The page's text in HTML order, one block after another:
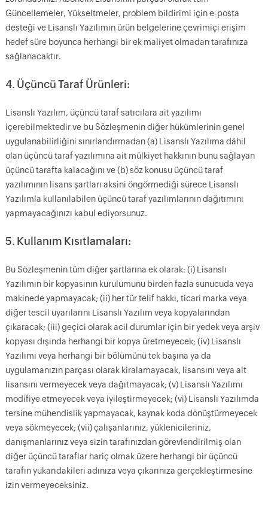
Güncellemeler, Yükseltmeler, problem bildirimi için e-posta
desteği ve Lisanslı Yazılımın ürün belgelerine çevrimiçi erişim
hedef süre boyunca herhangi bir ek maliyet olmadan tarafınıza
sağlanacaktır.
4. Üçüncü Taraf Ürünleri:
Lisanslı Yazılım, üçüncü taraf satıcılara ait yazılımı
içerebilmektedir ve bu Sözleşmenin diğer hükümlerinin genel
uygulanabilirliğini sınırlandırmadan (a) Lisanslı Yazılıma dâhil
olan üçüncü taraf yazılımına ait mülkiyet hakkının bunu sağlayan
üçüncü tarafta kalacağını ve (b) söz konusu üçüncü taraf
yazılımının lisans şartları aksini öngörmediği sürece Lisanslı
Yazılımla kullanılabilen üçüncü taraf yazılımlarının dağıtımını
yapmayacağınızı kabul ediyorsunuz.
5. Kullanım Kısıtlamaları:
Bu Sözleşmenin tüm diğer şartlarına ek olarak: (i) Lisanslı
Yazılımın bir kopyasının kurulumunu birden fazla sunucuda veya
makinede yapmayacak; (ii) her tür telif hakkı, ticari marka veya
diğer tescil uyarılarını Lisanslı Yazılım veya kopyalarından
çıkaracak; (iii) geçici olarak acil durumlar için bir yedek veya arşiv
kopyası dışında herhangi bir kopya üretmeyecek; (iv) Lisanslı
Yazılımı veya herhangi bir bölümünü tek başına ya da
uygulamanızın parçası olarak kiralamayacak, lisansını veya alt
lisansını vermeyecek veya dağıtmayacak; (v) Lisanslı Yazılımı
modifiye etmeyecek veya iyileştirmeyecek; (vi) Lisanslı Yazılımda
tersine mühendislik yapmayacak, kaynak koda dönüştürmeyecek
veya sökmeyecek; (vii) çalışanlarınız, yüklenicileriniz,
danışmanlarınız veya sizin tarafınızdan görevlendirilmiş olan
diğer üçüncü taraflar hariç olmak üzere herhangi bir üçüncü
tarafın yukarıdakileri adınıza veya çıkarınıza gerçekleştirmesine
izin vermeyeceksiniz.